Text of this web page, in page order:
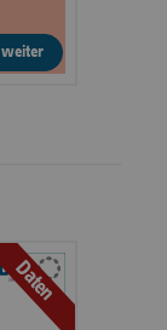
weiter
Daten